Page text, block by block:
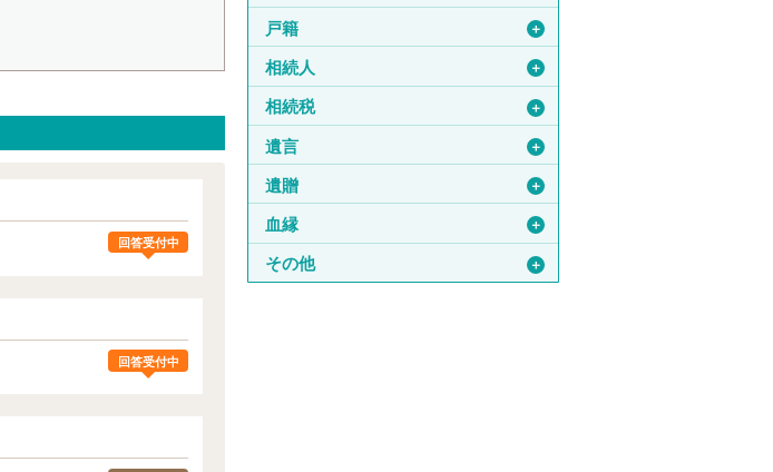
回答受付中
回答受付中
戸籍 ＋
相続人 ＋
相続税 ＋
遺言 ＋
遺贈 ＋
血縁 ＋
その他 ＋